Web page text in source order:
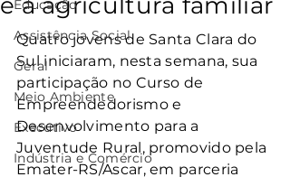
Educação
Assistência Social
Geral
Meio Ambiente
Executivo
Indústria e Comércio
Quatro jovens de Santa Clara do
Sul iniciaram, nesta semana, sua
participação no Curso de
Empreendedorismo e
Desenvolvimento para a
Juventude Rural, promovido pela
Emater-RS/Ascar, em parceria